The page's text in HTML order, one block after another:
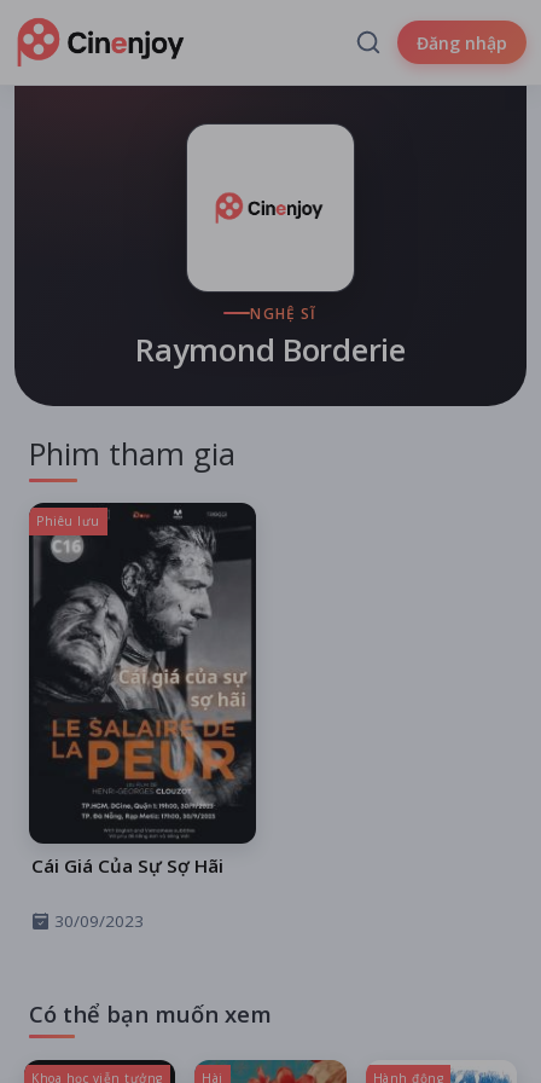
Đăng nhập
NGHỆ SĨ
Raymond Borderie
Phim tham gia
Phiêu lưu
Cái Giá Của Sự Sợ Hãi
30/09/2023
Có thể bạn muốn xem
Khoa học viễn tưởng Hài Hành động